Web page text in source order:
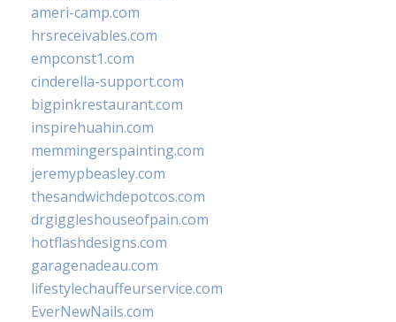
ameri-camp.com
hrsreceivables.com
empconst1.com
cinderella-support.com
bigpinkrestaurant.com
inspirehuahin.com
memmingerspainting.com
jeremypbeasley.com
thesandwichdepotcos.com
drgiggleshouseofpain.com
hotflashdesigns.com
garagenadeau.com
lifestylechauffeurservice.com
EverNewNails.com